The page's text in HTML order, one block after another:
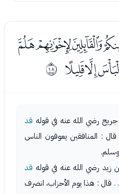
ﰑ
رضي الله عنه في قوله قد
قال : المنافقين يعوقون الناس
زيد رضي الله عنه في قوله قد
. قال : هذا يوم الأحزاب، انصرف